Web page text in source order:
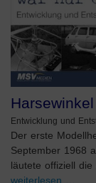
Entwicklung und
Der erste
September 1968
läutete offiziell
weiterlesen …